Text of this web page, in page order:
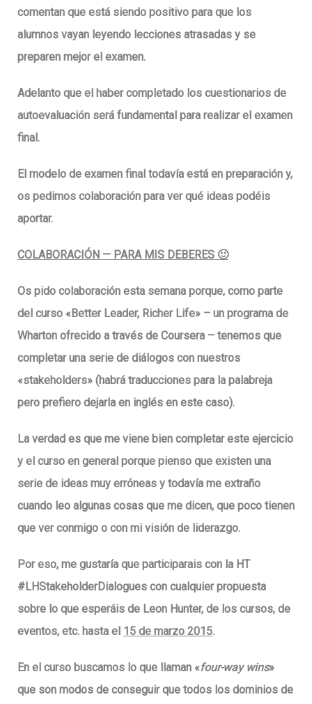
comentan que está siendo positivo para que los
alumnos vayan leyendo lecciones atrasadas y se
preparen mejor el examen.
Adelanto que el haber completado los cuestionarios de
autoevaluación será fundamental para realizar el examen
final.
El modelo de examen final todavía está en preparación y,
os pedimos colaboración para ver qué ideas podéis
aportar.
COLABORACIÓN — PARA MIS DEBERES 🙂
Os pido colaboración esta semana porque, como parte
del curso «Better Leader, Richer Life» – un programa de
Wharton ofrecido a través de Coursera – tenemos que
completar una serie de diálogos con nuestros
«stakeholders» (habrá traducciones para la palabreja
pero prefiero dejarla en inglés en este caso).
La verdad es que me viene bien completar este ejercicio
y el curso en general porque pienso que existen una
serie de ideas muy erróneas y todavía me extraño
cuando leo algunas cosas que me dicen, que poco tienen
que ver conmigo o con mi visión de liderazgo.
Por eso, me gustaría que participarais con la HT
#LHStakeholderDialogues con cualquier propuesta
sobre lo que esperáis de Leon Hunter, de los cursos, de
eventos, etc. hasta el 15 de marzo 2015.
En el curso buscamos lo que llaman «four-way wins»
que son modos de conseguir que todos los dominios de